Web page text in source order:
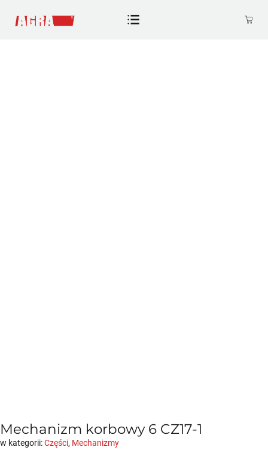
Mechanizm korbowy 6 CZ17-1
w kategorii:Części, Mechanizmy